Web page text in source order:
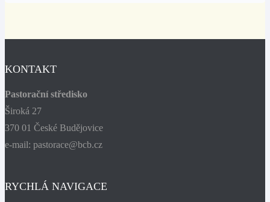
KONTAKT
Pastorační středisko
Široká 27
370 01 České Budějovice
e-mail: pastorace@bcb.cz
RYCHLÁ NAVIGACE